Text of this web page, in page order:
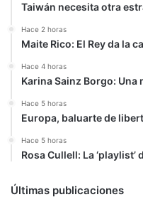
Taiwán necesita otra
Hace 2 horas
Maite Rico: El Rey da la
Hace 4 horas
Karina Sainz Borgo:
Hace 5 horas
Europa, baluarte de
Hace 5 horas
Rosa Cullell: La ‘playlist’
Últimas publicaciones